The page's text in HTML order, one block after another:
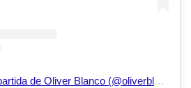
Una publicación compartida de Oliver Blanco (@oliverblanco)